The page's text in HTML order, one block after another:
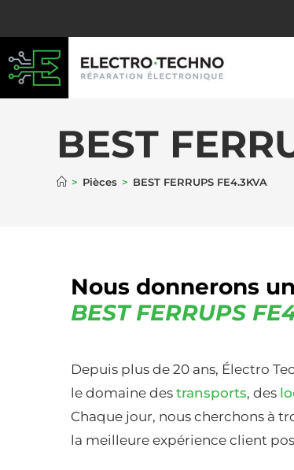
BEST
> Pièces > BEST FERRUPS FE4.3KVA
Nous donnerons
BEST FERRUPS
Depuis plus de 20 ans, Électro
le domaine des transports, des
Chaque jour, nous cherchons à
la meilleure expérience client